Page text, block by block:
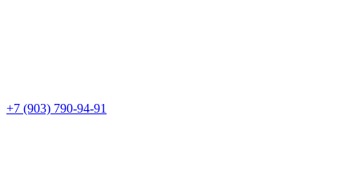
+7 (903) 790-94-91